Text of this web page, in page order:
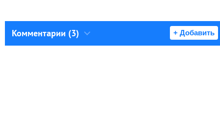
Комментарии (3) + Добавить